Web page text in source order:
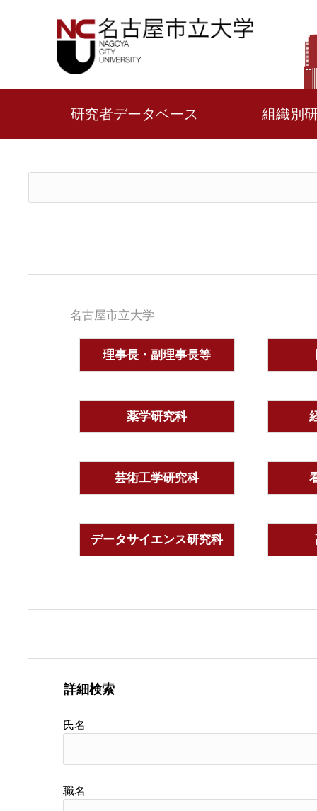
研究者データベース 組織別
名古屋市立大学
理事長・副理事長等
薬学研究科
芸術工学研究科
データサイエンス研究科
詳細検索
氏名
職名